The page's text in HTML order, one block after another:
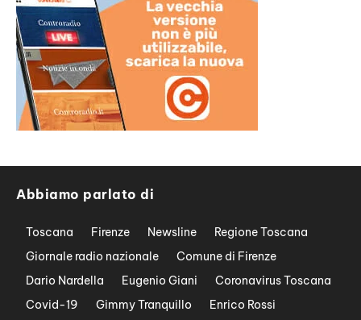
Abbiamo parlato di
Toscana Firenze Newsline
Regione Toscana
Giornale radio nazionale
Comune di Firenze
Dario Nardella
Eugenio Giani
Coronavirus Toscana
Covid-19
Gimmy Tranquillo
Enrico Rossi